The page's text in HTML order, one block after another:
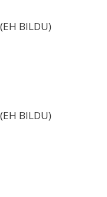
BILDU)
BILDU)